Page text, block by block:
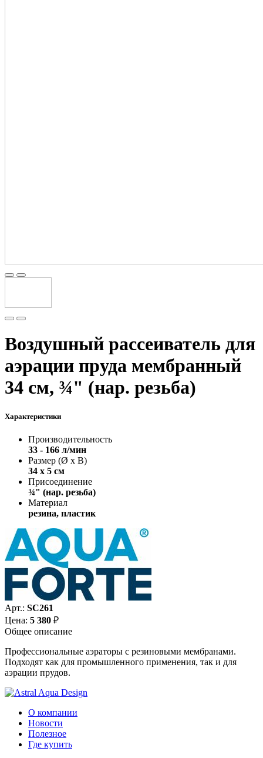
Воздушный рассеиватель для
аэрации пруда мембранный
34 см, ¾" (нар. резьба)
Характеристики
Производительность
33 - 166 л/мин
Размер (Ø х В)
34 х 5 см
Присоединение
¾" (нар. резьба)
Материал
резина, пластик
Арт.: SC261
Цена: 5 380 ₽
Общее описание
Профессиональные аэраторы с резиновыми мембранами.
Подходят как для промышленного применения, так и для
аэрации прудов.
О компании
Новости
Полезное
Где купить